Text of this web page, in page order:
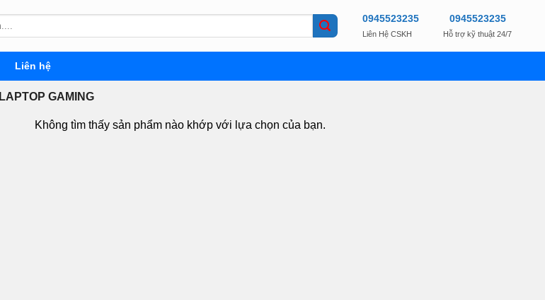
0945523235
Liên Hệ CSKH
0945523235
Hỗ trợ kỹ thuật 24/7
Liên hệ
LAPTOP GAMING
Không tìm thấy sản phẩm nào khớp với lựa chọn của bạn.